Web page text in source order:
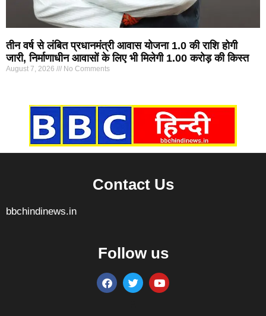
तीन वर्ष से लंबित प्रधानमंत्री आवास योजना 1.0 की राशि होगी
जारी, निर्माणाधीन आवासों के लिए भी मिलेगी 1.00 करोड़ की किस्त
August 7, 2026 No Comments
Contact Us
bbchindinews.in
Follow us